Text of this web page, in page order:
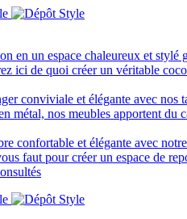
en un espace chaleureux et
ici de quoi créer un véritable
conviviale et élégante avec
métal, nos meubles apportent du
confortable et élégante avec
faut pour créer un espace de